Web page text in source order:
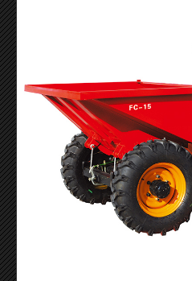
新闻资讯
联系我们